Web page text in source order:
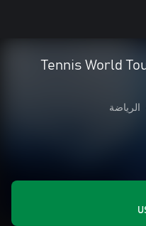
Tennis World
الرياضة